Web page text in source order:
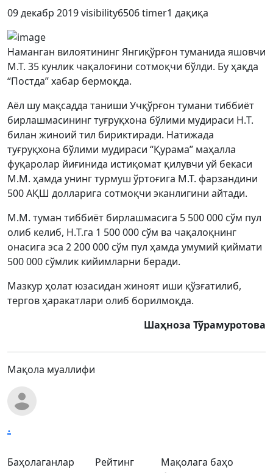
09 декабр 2019visibility6506timer1 дақиқа
Наманган вилоятининг Янгиқўрғон туманида яшовчи
M.T. 35 кунлик чақалоғини сотмоқчи бўлди. Бу ҳақда
“Постда” хабар бермоқда.
Aёл шу мақсадда таниши Учқўрғон тумани тиббиёт
бирлашмасининг туғруқхона бўлими мудираси Н.T.
билан жиноий тил бириктиради. Натижада
туғруқхона бўлими мудираси “Қурама” маҳалла
фуқаролар йиғинида истиқомат қилувчи уй бекаси
M.M. ҳамда унинг турмуш ўртоғига M.T. фарзандини
500 AҚШ долларига сотмоқчи эканлигини айтади.
M.M. туман тиббиёт бирлашмасига 5 500 000 сўм пул
олиб келиб, Н.T.га 1 500 000 сўм ва чақалоқнинг
онасига эса 2 200 000 сўм пул ҳамда умумий қиймати
500 000 сўмлик кийимларни беради.
Mазкур ҳолат юзасидан жиноят иши қўзғатилиб,
тергов ҳаракатлари олиб борилмоқда.
Шаҳноза Тўрамуротова
Мақола муаллифи
.
Баҳолаганлар
Рейтинг
Мақолага баҳо